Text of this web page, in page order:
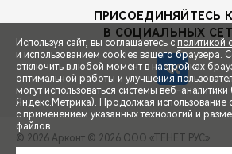
СПЕЦПРЕДЛОЖЕНИЯ
ЗАПИСЬ НА ТЕСТ-ДРАЙВ
ПРИСОЕДИНЯЙТЕСЬ
В СОЦИАЛЬНЫХ
© 2026 Арконт © 2026 ООО «ТЕНЕТ РУС»
Используя сайт, вы соглашаетесь с политикой
и использованием cookies вашего браузера.
отключить в любой момент в настройках
оптимальной работы и улучшения
могут использоваться системы веб-аналитики
Яндекс.Метрика). Продолжая использование
с применением указанных технологий и
файлов.